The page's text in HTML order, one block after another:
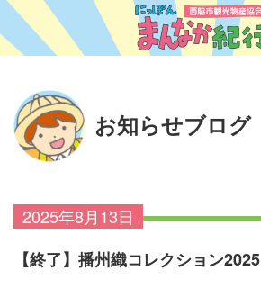
お知らせブログ
【終了】播州織コレクション2025
2025年8月13日